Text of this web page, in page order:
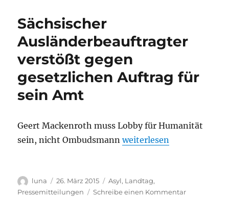
Laptops
im
Januar
in
Leipzig
Sächsischer
Ausländerbeauftragter
verstößt gegen
gesetzlichen Auftrag für
sein Amt
Geert Mackenroth muss Lobby für Humanität
sein, nicht Ombudsmann„Sächsischer
weiterlesen
Autor
luna
Veröffentlicht
am
26. März 2015 Kategorien
Asyl, Landtag,
Pressemitteilungen
Schreibe einen Kommentarzu